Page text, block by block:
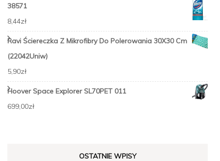
38571
8,44zł
Ravi Ściereczka Z Mikrofibry Do Polerowania 30X30 Cm
(22042Uniw)
5,90zł
Hoover Space Explorer SL70PET 011
699,00zł
OSTATNIE WPISY